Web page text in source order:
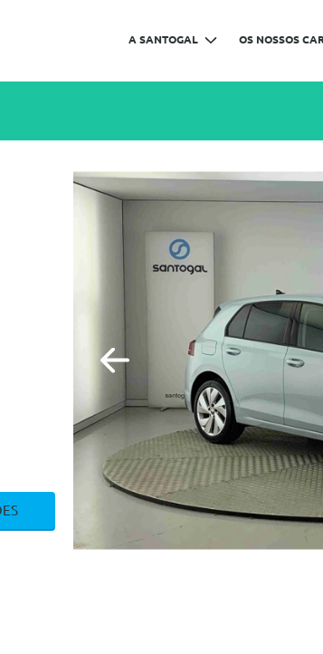
A SANTOGAL OS NOSSOS